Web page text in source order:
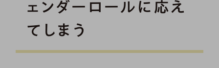
ェンダーロールに応え
てしまう